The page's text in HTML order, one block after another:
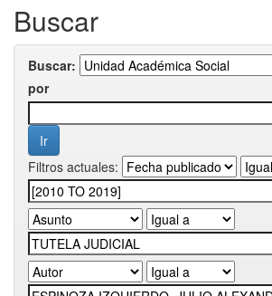
Buscar
Buscar:
por
Filtros actuales: